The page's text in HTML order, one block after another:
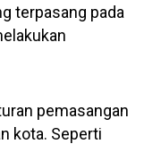
terpasang pada
pemasangan
kota. Seperti